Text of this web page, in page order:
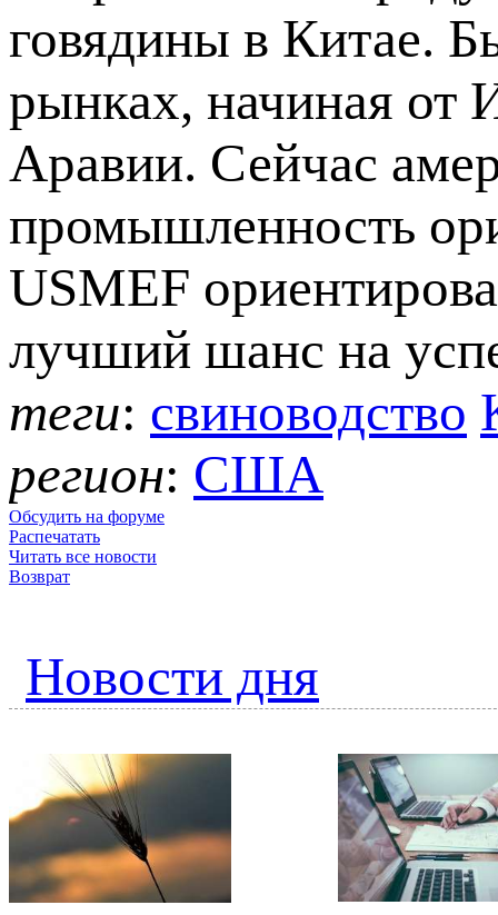
говядины в Китае.
рынках, начиная от
Аравии. Сейчас
промышленность
USMEF
лучший шанс на
теги: свиноводство
регион: США
Обсудить на форуме
Распечатать
Читать все новости
Возврат
Новости дня